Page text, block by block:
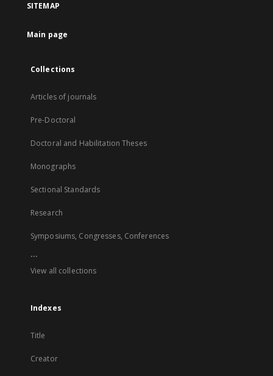
SITEMAP
Main page
Collections
Articles of journals
Pre-Doctoral
Doctoral and Habilitation Theses
Monographs
Sectional Standards
Research
Symposiums, Congresses, Conferences
...
View all collections
Indexes
Title
Creator